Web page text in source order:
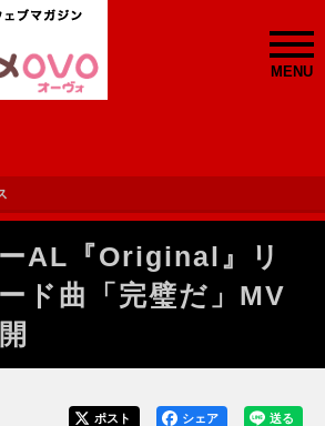
MENU
AL『Original』リ
ド曲「完璧だ」MV
送る
シェア
ポスト